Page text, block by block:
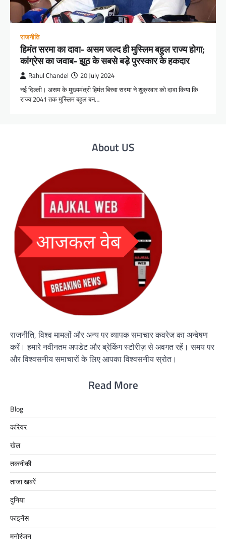
राजनीति
हिमंत सरमा का दावा- असम जल्द ही मुस्लिम बहुल राज्य होगा;
कांग्रेस का जवाब- झूठ के सबसे बड़े पुरस्कार के हकदार
Rahul Chandel 20 July 2024
नई दिल्ली। असम के मुख्यमंत्री हिमंत बिस्वा सरमा ने शुक्रवार को दावा किया कि
राज्य 2041 तक मुस्लिम बहुल बन…
About US
राजनीति, विश्व मामलों और अन्य पर व्यापक समाचार कवरेज का अन्वेषण
करें। हमारे नवीनतम अपडेट और ब्रेकिंग स्टोरीज़ से अवगत रहें। समय पर
और विश्वसनीय समाचारों के लिए आपका विश्वसनीय स्रोत।
Read More
Blog
करियर
खेल
तकनीकी
ताजा खबरें
दुनिया
फाइनेंस
मनोरंजन